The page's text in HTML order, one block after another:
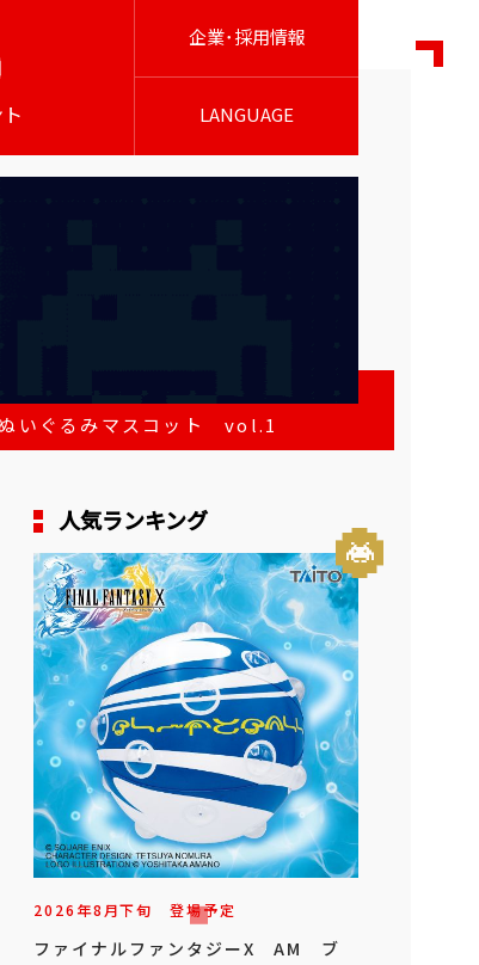
企業･採用情報
LANGUAGE
いぐるみマスコット vol.1
人気ランキング
2026年8月下旬 登場予定
ファイナルファンタジーX AM ブ